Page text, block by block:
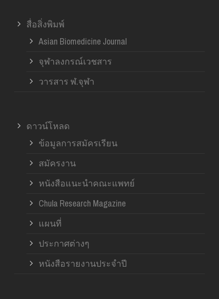
สื่อสิ่งพิมพ์
Asian Biomedicine Journal
จุฬาลงกรณ์เวชสาร
วารสาร ฬ.จุฬา
ดาวน์โหลด
ข้อมูลการสมัครเรียน
สมัครงาน
หนังสือแนะนำคณะแพทย์
Chula Research Magazine
แผนที่
ประกาศต่างๆ
หนังสือรายงานประจำปี